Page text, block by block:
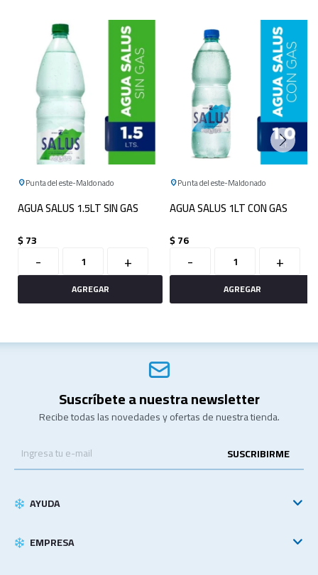
Punta del este Maldonado
AGUA SALUS 1.5LT SIN GAS
$73
- +
Punta del este Maldonado
AGUA SALUS 1LT CON GAS
$76
- +
Suscríbete a nuestra newsletter
Recibe todas las novedades y ofertas de nuestra tienda.
SUSCRIBIRME
AYUDA
EMPRESA